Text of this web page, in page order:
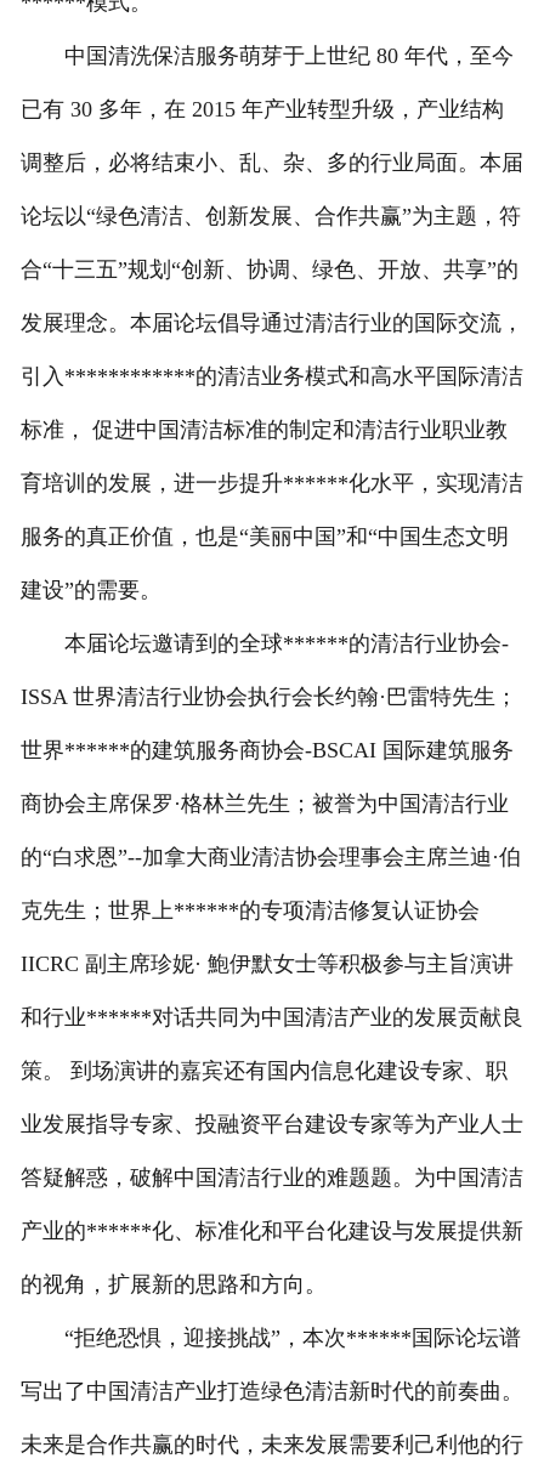
中国清洗保洁服务萌芽于上世纪 80 年代，至今
已有 30 多年，在 2015 年产业转型升级，产业结构
调整后，必将结束小、乱、杂、多的行业局面。本届
论坛以“绿色清洁、创新发展、合作共赢”为主题，符
合“十三五”规划“创新、协调、绿色、开放、共享”的
发展理念。本届论坛倡导通过清洁行业的国际交流，
引入************的清洁业务模式和高水平国际清洁
标准， 促进中国清洁标准的制定和清洁行业职业教
育培训的发展，进一步提升******化水平，实现清洁
服务的真正价值，也是“美丽中国”和“中国生态文明
建设”的需要。
本届论坛邀请到的全球******的清洁行业协会-
ISSA 世界清洁行业协会执行会长约翰·巴雷特先生；
世界******的建筑服务商协会-BSCAI 国际建筑服务
商协会主席保罗·格林兰先生；被誉为中国清洁行业
的“白求恩”--加拿大商业清洁协会理事会主席兰迪·伯
克先生；世界上******的专项清洁修复认证协会
IICRC 副主席珍妮· 鮑伊默女士等积极参与主旨演讲
和行业******对话共同为中国清洁产业的发展贡献良
策。 到场演讲的嘉宾还有国内信息化建设专家、职
业发展指导专家、投融资平台建设专家等为产业人士
答疑解惑，破解中国清洁行业的难题题。为中国清洁
产业的******化、标准化和平台化建设与发展提供新
的视角，扩展新的思路和方向。
“拒绝恐惧，迎接挑战”，本次******国际论坛谱
写出了中国清洁产业打造绿色清洁新时代的前奏曲。
未来是合作共赢的时代，未来发展需要利己利他的行